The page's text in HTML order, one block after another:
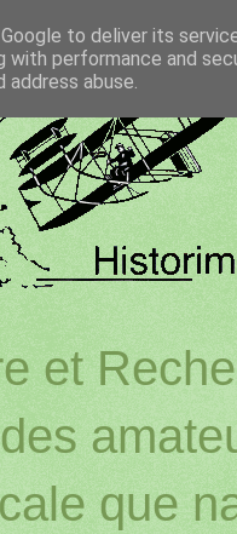
et
que
to deliver its
with performance and
abuse.